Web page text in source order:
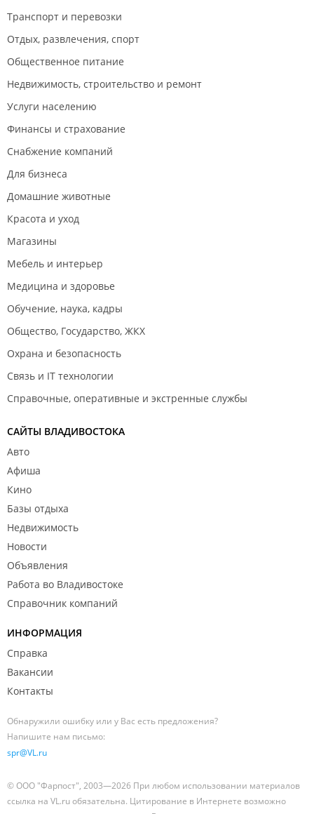
Транспорт и перевозки
Отдых, развлечения, спорт
Общественное питание
Недвижимость, строительство и ремонт
Услуги населению
Финансы и страхование
Снабжение компаний
Для бизнеса
Домашние животные
Красота и уход
Магазины
Мебель и интерьер
Медицина и здоровье
Обучение, наука, кадры
Общество, Государство, ЖКХ
Охрана и безопасность
Связь и IT технологии
Справочные, оперативные и экстренные службы
САЙТЫ ВЛАДИВОСТОКА
Авто
Афиша
Кино
Базы отдыха
Недвижимость
Новости
Объявления
Работа во Владивостоке
Справочник компаний
ИНФОРМАЦИЯ
Справка
Вакансии
Контакты
Обнаружили ошибку или у Вас есть предложения?
Напишите нам письмо:
spr@VL.ru
© ООО "Фарпост", 2003—2026 При любом использовании материалов
ссылка на VL.ru обязательна. Цитирование в Интернете возможно